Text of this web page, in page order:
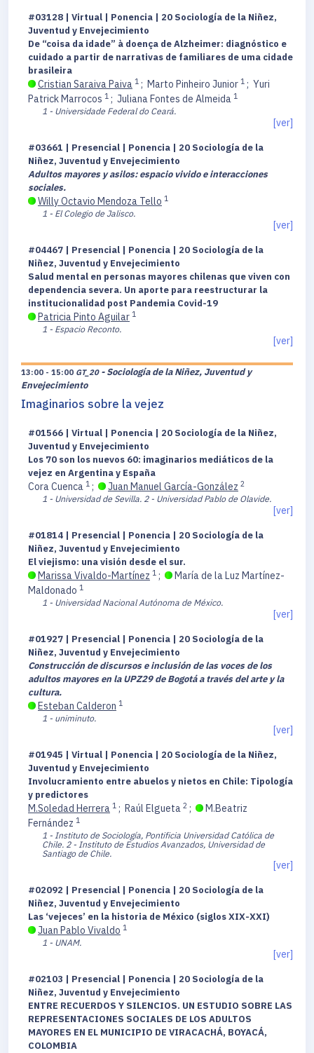
#03128 | Virtual | Ponencia | 20 Sociología de la Niñez,
Juventud y Envejecimiento
De “coisa da idade” à doença de Alzheimer: diagnóstico e
cuidado a partir de narrativas de familiares de uma cidade
brasileira
Cristian Saraiva Paiva 1 ; Marto Pinheiro Junior 1 ; Yuri
Patrick Marrocos 1 ; Juliana Fontes de Almeida 1
1 - Universidade Federal do Ceará.
[ver]
#03661 | Presencial | Ponencia | 20 Sociología de la
Niñez, Juventud y Envejecimiento
Adultos mayores y asilos: espacio vivido e interacciones
sociales.
Willy Octavio Mendoza Tello 1
1 - El Colegio de Jalisco.
[ver]
#04467 | Presencial | Ponencia | 20 Sociología de la
Niñez, Juventud y Envejecimiento
Salud mental en personas mayores chilenas que viven con
dependencia severa. Un aporte para reestructurar la
institucionalidad post Pandemia Covid-19
Patricia Pinto Aguilar 1
1 - Espacio Reconto.
[ver]
13:00 - 15:00 GT_20 - Sociología de la Niñez, Juventud y
Envejecimiento
Imaginarios sobre la vejez
#01566 | Virtual | Ponencia | 20 Sociología de la Niñez,
Juventud y Envejecimiento
Los 70 son los nuevos 60: imaginarios mediáticos de la
vejez en Argentina y España
Cora Cuenca 1 ; Juan Manuel García-González 2
1 - Universidad de Sevilla. 2 - Universidad Pablo de Olavide.
[ver]
#01814 | Presencial | Ponencia | 20 Sociología de la
Niñez, Juventud y Envejecimiento
El viejismo: una visión desde el sur.
Marissa Vivaldo-Martínez 1 ;
María de la Luz Martínez-
Maldonado 1
1 - Universidad Nacional Autónoma de México.
[ver]
#01927 | Presencial | Ponencia | 20 Sociología de la
Niñez, Juventud y Envejecimiento
Construcción de discursos e inclusión de las voces de los
adultos mayores en la UPZ29 de Bogotá a través del arte y la
cultura.
Esteban Calderon 1
1 - uniminuto.
[ver]
#01945 | Virtual | Ponencia | 20 Sociología de la Niñez,
Juventud y Envejecimiento
Involucramiento entre abuelos y nietos en Chile: Tipología
y predictores
M.Soledad Herrera 1 ; Raúl Elgueta 2 ;
M.Beatriz
Fernández 1
1 - Instituto de Sociología, Pontificia Universidad Católica de
Chile. 2 - Instituto de Estudios Avanzados, Universidad de
Santiago de Chile.
[ver]
#02092 | Presencial | Ponencia | 20 Sociología de la
Niñez, Juventud y Envejecimiento
Las ‘vejeces’ en la historia de México (siglos XIX-XXI)
Juan Pablo Vivaldo 1
1 - UNAM.
[ver]
#02103 | Presencial | Ponencia | 20 Sociología de la
Niñez, Juventud y Envejecimiento
ENTRE RECUERDOS Y SILENCIOS. UN ESTUDIO SOBRE LAS
REPRESENTACIONES SOCIALES DE LOS ADULTOS
MAYORES EN EL MUNICIPIO DE VIRACACHÁ, BOYACÁ,
COLOMBIA